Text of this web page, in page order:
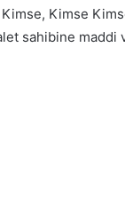
Kimse
sahibine maddi